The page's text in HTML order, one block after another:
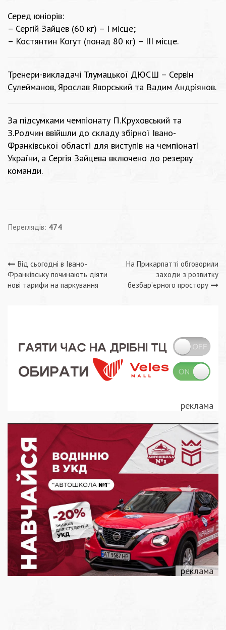
Серед юніорів:
– Сергій Зайцев (60 кг) – І місце;
– Костянтин Когут (понад 80 кг) – ІІІ місце.
Тренери-викладачі Тлумацької ДЮСШ – Сервін
Сулейманов, Ярослав Яворський та Вадим Андріянов.
За підсумками чемпіонату П.Круховський та
З.Родчин ввійшли до складу збірної Івано-
Франківської області для виступів на чемпіонаті
України, а Сергія Зайцева включено до резерву
команди.
Переглядів: 474
Навігація
записів
Від сьогодні в Івано-
Франківську починають діяти
нові тарифи на паркування
На Прикарпатті обговорили
заходи з розвитку
безбар’єрного простору